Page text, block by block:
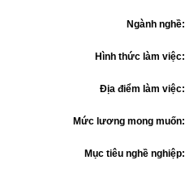
Ngành nghề:
Hình thức làm việc:
Địa điểm làm việc:
Mức lương mong muốn:
Mục tiêu nghề nghiệp: